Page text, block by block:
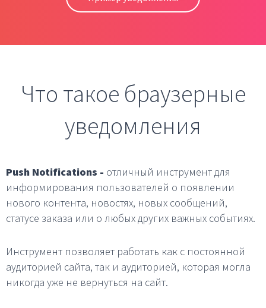
Что такое браузерные
уведомления
Push Notifications - отличный инструмент для
информирования пользователей о появлении
нового контента, новостях, новых сообщений,
статусе заказа или о любых других важных событиях.
Инструмент позволяет работать как с постоянной
аудиторией сайта, так и аудиторией, которая могла
никогда уже не вернуться на сайт.